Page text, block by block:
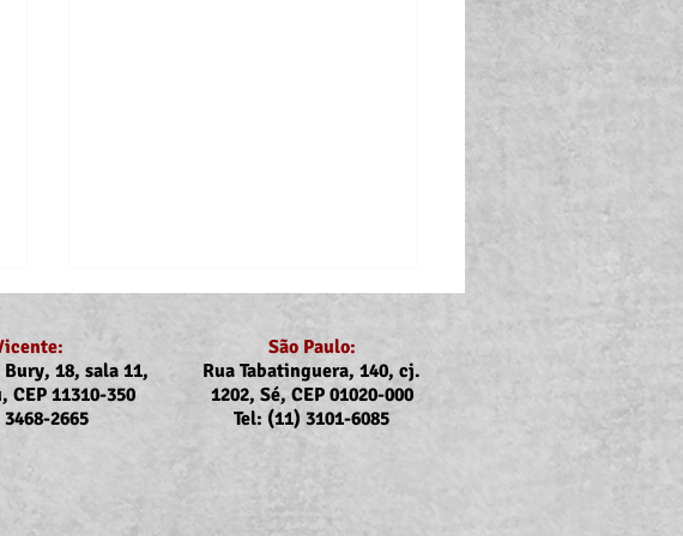
Dejesp: Atualização do valor
Bury, 18, sala 11,
CEP 11310-350
2665
São Paulo:
Rua Tabatinguera, 140, cj.
1202, Sé, CEP 01020-000
Tel: (11) 3101-6085